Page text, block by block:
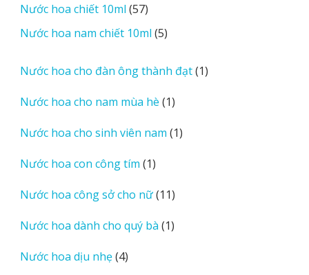
phẩm
Nước hoa chiết 10ml 5757
sản
phẩm
Nước hoa nam chiết 10ml 55
phẩm
Nước hoa cho đàn ông thành đạt 11
Nước hoa cho nam mùa hè 11
phẩm
Nước hoa cho sinh viên nam 11
Nước hoa con công tím 11
phẩm
Nước hoa công sở cho nữ 1111
phẩm
Nước hoa dành cho quý bà 11
Nước hoa dịu nhẹ 44